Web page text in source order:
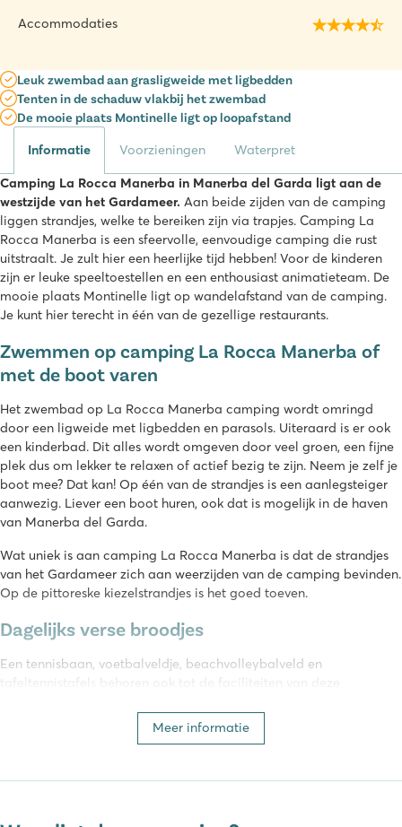
Accommodaties
Leuk zwembad aan grasligweide met ligbedden
Tenten in de schaduw vlakbij het zwembad
De mooie plaats Montinelle ligt op loopafstand
Informatie Voorzieningen Waterpret
Camping La Rocca Manerba in Manerba del Garda ligt aan de
westzijde van het Gardameer. Aan beide zijden van de camping
liggen strandjes, welke te bereiken zijn via trapjes. Camping La
Rocca Manerba is een sfeervolle, eenvoudige camping die rust
uitstraalt. Je zult hier een heerlijke tijd hebben! Voor de kinderen
zijn er leuke speeltoestellen en een enthousiast animatieteam. De
mooie plaats Montinelle ligt op wandelafstand van de camping.
Je kunt hier terecht in één van de gezellige restaurants.
Zwemmen op camping La Rocca Manerba of
met de boot varen
Het zwembad op La Rocca Manerba camping wordt omringd
door een ligweide met ligbedden en parasols. Uiteraard is er ook
een kinderbad. Dit alles wordt omgeven door veel groen, een fijne
plek dus om lekker te relaxen of actief bezig te zijn. Neem je zelf je
boot mee? Dat kan! Op één van de strandjes is een aanlegsteiger
aanwezig. Liever een boot huren, ook dat is mogelijk in de haven
van Manerba del Garda.
Wat uniek is aan camping La Rocca Manerba is dat de strandjes
van het Gardameer zich aan weerzijden van de camping bevinden.
Op de pittoreske kiezelstrandjes is het goed toeven.
Dagelijks verse broodjes
Een tennisbaan, voetbalveldje, beachvolleybalveld en
tafeltennistafels behoren ook tot de faciliteiten van deze
iets drinken in de bar met terras of een maaltijd nuttigen in het
lekkere verse broodjes. La Rocca Manerba beschikt over een
Meer informatie